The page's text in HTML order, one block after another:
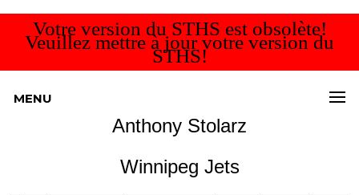
Votre version du STHS est obsolète!
Veuillez mettre à jour votre version du
STHS!
MENU
Anthony Stolarz
Winnipeg Jets